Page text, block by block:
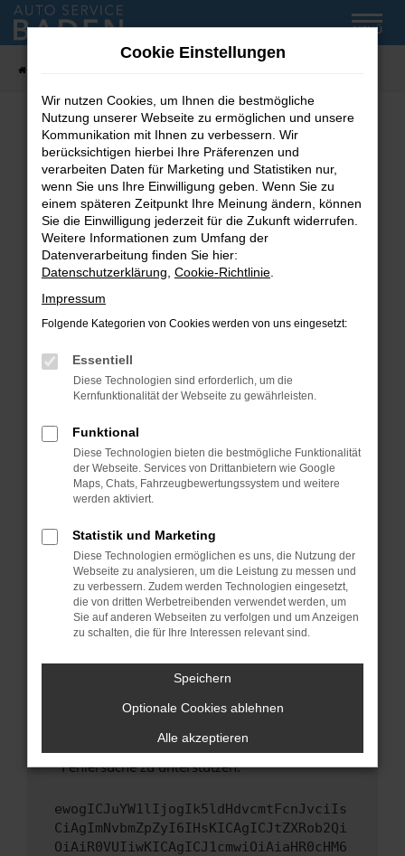
Zum
Hauptinhalt
MENÜ
Fehler: Network Error
Beim Laden ist ein Fehler aufgetreten.
Hier sind ein paar Tipps, die dir helfen können:
Überprüfe deine Firewall und deine
Internetverbindung.
Laden andere Webseiten, zum Beispiel deine
Suchmaschine?
Prüfe deine Browsererweiterungen.
können das Laden bestimmter Seiten
verhindern. Funktioniert die Seite in einem
Fenster?
Starte dein Gerät neu.
Das kann manchmal helfen, vorübergehende
Probleme zu beheben.
Betriebssystem auf dem neuesten Stand
sind.
Veraltete Software birgt nicht nur ein
Sicherheitsrisiko, sondern kann auch dazu
führen, dass bestimmte Funktionen nicht mehr
unterstützt werden.
Wende dich an den Webseitenbetreiber.
Wenn du alle oben genannten Schritte versucht
hast, kontaktiere uns bitte. Wir werden
uns diesen Text schicken, um uns bei der
Fehlersuche zu unterstützen:
ewogICJuYW1lIjogIk5ldHdvcmtFcnJvciIs
CiAgImNvbmZpZyI6IHsKICAgICJtZXRob2Qi
OiAiR0VUIiwKICAgICJ1cmwiOiAiaHR0cHM6
Cookie Einstellungen
Wir nutzen Cookies, um Ihnen die bestmögliche
Nutzung unserer Webseite zu ermöglichen und unsere
Kommunikation mit Ihnen zu verbessern. Wir
berücksichtigen hierbei Ihre Präferenzen und
verarbeiten Daten für Marketing und Statistiken nur,
wenn Sie uns Ihre Einwilligung geben. Wenn Sie zu
einem späteren Zeitpunkt Ihre Meinung ändern, können
Sie die Einwilligung jederzeit für die Zukunft widerrufen.
Weitere Informationen zum Umfang der
Datenverarbeitung finden Sie hier:
Datenschutzerklärung Cookie-Richtlinie
Impressum
Folgende Kategorien von Cookies werden von uns eingesetzt:
Essentiell
Diese Technologien sind erforderlich, um die
Kernfunktionalität der Webseite zu gewährleisten.
Funktional
Diese Technologien bieten die bestmögliche Funktionalität
der Webseite. Services von Drittanbietern wie Google
Maps, Chats, Fahrzeugbewertungssystem und weitere
werden aktiviert.
Statistik und Marketing
Diese Technologien ermöglichen es uns, die Nutzung der
Webseite zu analysieren, um die Leistung zu messen und
zu verbessern. Zudem werden Technologien eingesetzt,
die von dritten Werbetreibenden verwendet werden, um
Sie auf anderen Webseiten zu verfolgen und um Anzeigen
zu schalten, die für Ihre Interessen relevant sind.
Speichern
Optionale Cookies ablehnen
Alle akzeptieren